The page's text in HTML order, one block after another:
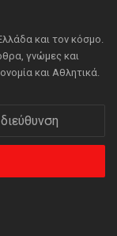
και τον κόσμο.
γνώμες και
και Αθλητικά.